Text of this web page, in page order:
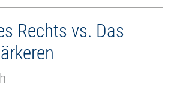
Rechts vs. Das